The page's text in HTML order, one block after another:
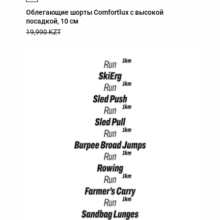
Облегающие шорты Comfortlux с высокой
посадкой, 10 см
19,990 KZT